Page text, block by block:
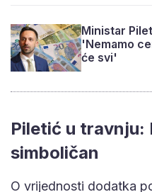
Ministar
'Nemamo
će svi'
Piletić u travnju:
simboličan
O vrijednosti dodatka